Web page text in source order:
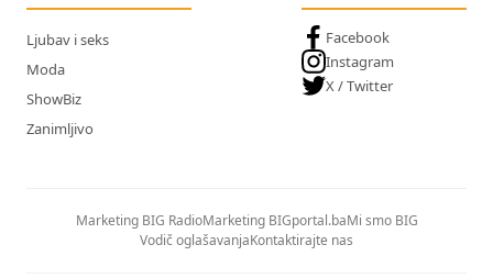
Ljubav i seks
Moda
ShowBiz
Zanimljivo
Facebook
Instagram
X / Twitter
Marketing BIG RadioMarketing BIGportal.baMi smo BIG
Vodič oglašavanjaKontaktirajte nas